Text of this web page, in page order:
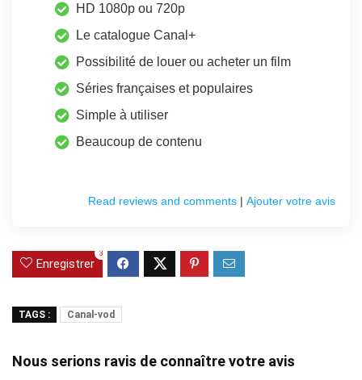
HD 1080p ou 720p
Le catalogue Canal+
Possibilité de louer ou acheter un film
Séries françaises et populaires
Simple à utiliser
Beaucoup de contenu
Ajouter votre avis
|
Read reviews and comments
Enregistrer
3
TAGS : Canal-vod
Nous serions ravis de connaître votre avis